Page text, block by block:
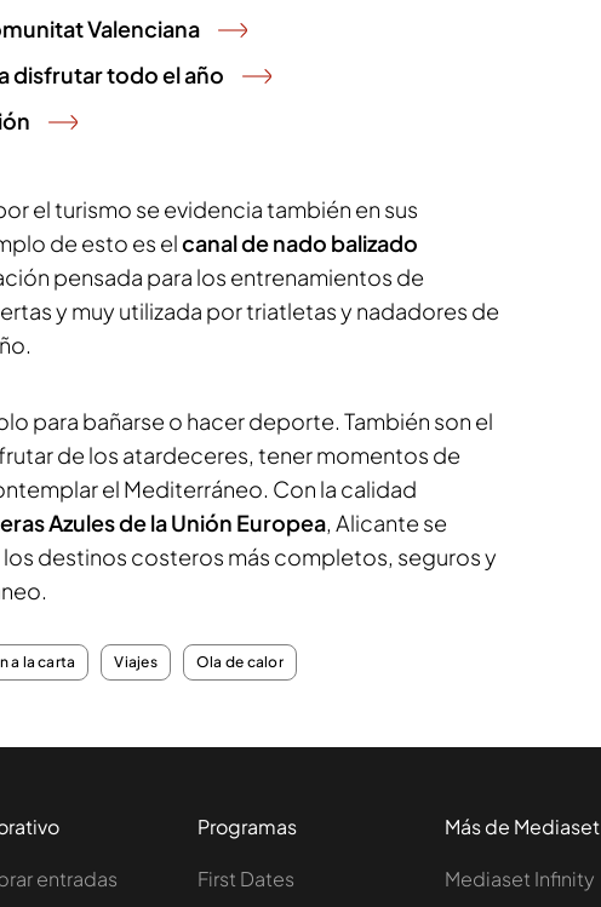
Valenciana
disfrutar todo el año
el turismo se evidencia también en sus
de esto es elcanal de nado balizado
pensada para los entrenamientos de
y muy utilizada por triatletas y nadadores de
para bañarse o hacer deporte. También son el
de los atardeceres, tener momentos de
el Mediterráneo. Con la calidad
Azules de la Unión Europea, Alicante se
destinos costeros más completos, seguros y
a la carta Viajes Ola de calor
entradas
Programas
First Dates
Más de Mediaset
Mediaset Infinity